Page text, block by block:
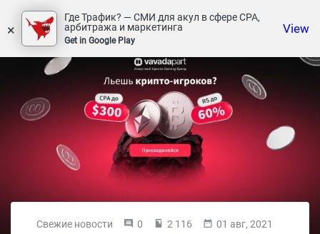
×
Где Трафик? — СМИ для акул в сфере СРА,
арбитража и маркетинга
Get in Google Play
View
Свежие новости 0 2 116 01 авг, 2021